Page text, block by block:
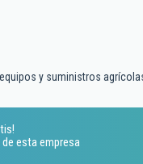
y suministros
esta empresa